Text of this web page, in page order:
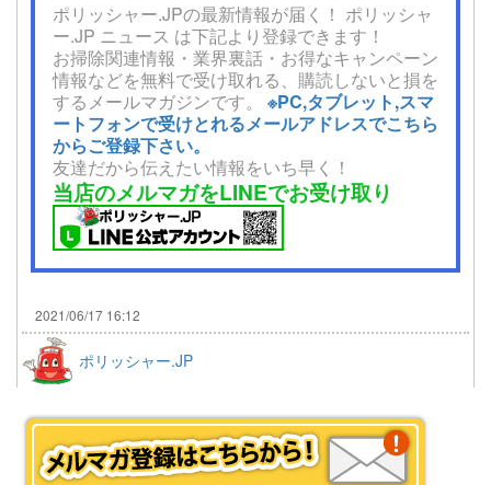
ポリッシャー.JPの最新情報が届く！ ポリッシャ
ー.JP ニュース は下記より登録できます！
お掃除関連情報・業界裏話・お得なキャンペーン
情報などを無料で受け取れる、購読しないと損を
するメールマガジンです。 ※PC,タブレット,スマ
ートフォンで受けとれるメールアドレスでこちら
からご登録下さい。
友達だから伝えたい情報をいち早く！
当店のメルマガをLINEでお受け取り
2021/06/17 16:12
ポリッシャー.JP